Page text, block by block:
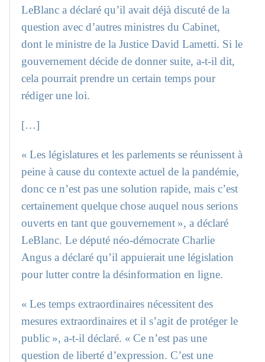
LeBlanc a déclaré qu’il avait déjà discuté de la
question avec d’autres ministres du Cabinet,
dont le ministre de la Justice David Lametti. Si le
gouvernement décide de donner suite, a-t-il dit,
cela pourrait prendre un certain temps pour
rédiger une loi.
[…]
« Les législatures et les parlements se réunissent à
peine à cause du contexte actuel de la pandémie,
donc ce n’est pas une solution rapide, mais c’est
certainement quelque chose auquel nous serions
ouverts en tant que gouvernement », a déclaré
LeBlanc. Le député néo-démocrate Charlie
Angus a déclaré qu’il appuierait une législation
pour lutter contre la désinformation en ligne.
« Les temps extraordinaires nécessitent des
mesures extraordinaires et il s’agit de protéger le
public », a-t-il déclaré. « Ce n’est pas une
question de liberté d’expression. C’est une